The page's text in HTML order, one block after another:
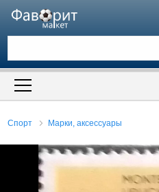
Искать также в описании
Спорт Марки, аксессуары